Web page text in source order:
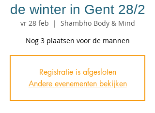
de winter in Gent 28/2
vr 28 feb
  |
Shambho Body & Mind
Nog 3 plaatsen voor de mannen
Registratie is afgesloten
Andere evenementen bekijken